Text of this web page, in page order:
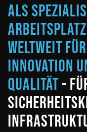
Als
weltweit für
Innovation
Qualität-